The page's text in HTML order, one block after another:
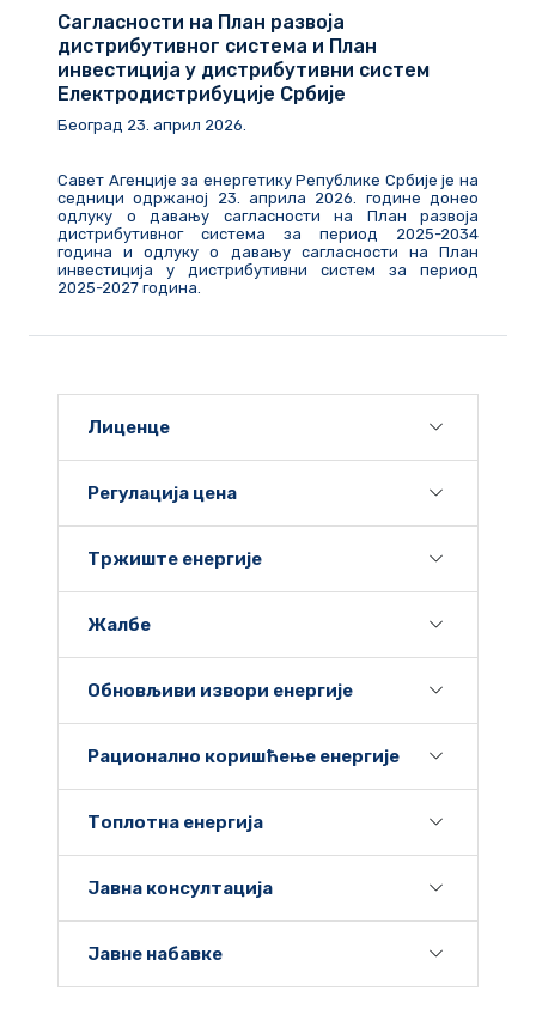
Сагласности на План развоја
дистрибутивног система и План
инвестиција у дистрибутивни систем
Електродистрибуције Србије
Београд 23. април 2026.
Савет Агенције за енергетику Републике Србије је на
седници одржаној 23. априла 2026. године донео
одлуку о давању сагласности на План развоја
дистрибутивног система за период 2025-2034
година и одлуку о давању сагласности на План
инвестиција у дистрибутивни систем за период
2025-2027 година.
Лиценце
Регулација цена
Тржиште енергије
Жалбе
Обновљиви извори енергије
Рационално коришћење енергије
Топлотна енергија
Јавна консултација
Јавне набавке